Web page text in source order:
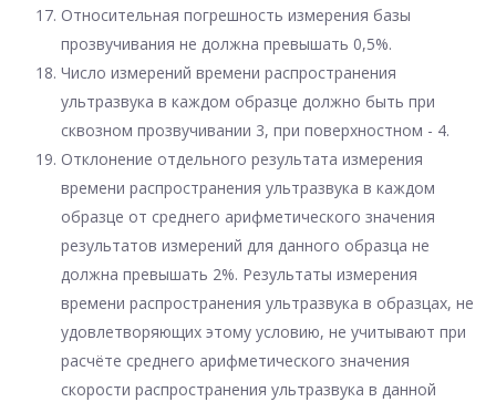
Относительная погрешность измерения базы
прозвучивания не должна превышать 0,5%.
Число измерений времени распространения
ультразвука в каждом образце должно быть при
сквозном прозвучивании 3, при поверхностном - 4.
Отклонение отдельного результата измерения
времени распространения ультразвука в каждом
образце от среднего арифметического значения
результатов измерений для данного образца не
должна превышать 2%. Результаты измерения
времени распространения ультразвука в образцах, не
удовлетворяющих этому условию, не учитывают при
расчёте среднего арифметического значения
скорости распространения ультразвука в данной